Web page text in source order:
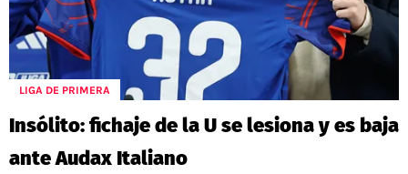
LIGA DE PRIMERA
Insólito: fichaje de la U se lesiona y es baja
ante Audax Italiano